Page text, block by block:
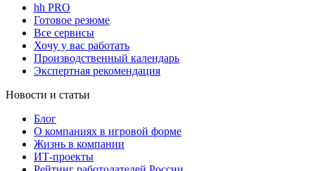
hh PRO
Готовое резюме
Все сервисы
Хочу у вас работать
Производственный календарь
Экспертная рекомендация
Новости и статьи
Блог
О компаниях в игровой форме
Жизнь в компании
ИТ-проекты